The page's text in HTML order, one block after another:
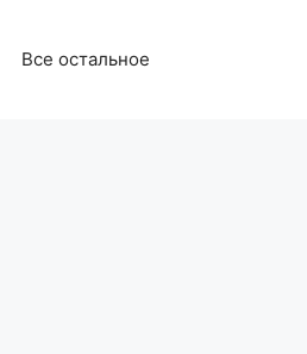
Все остальное